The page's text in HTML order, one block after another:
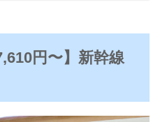
円〜】新幹線